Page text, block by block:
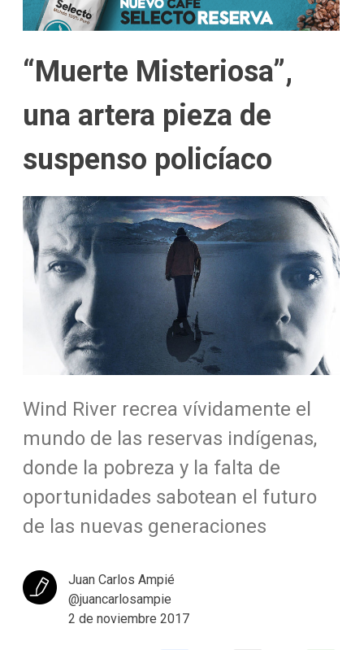
“Muerte Misteriosa”,
una artera pieza de
suspenso policíaco
Wind River recrea vívidamente el
mundo de las reservas indígenas,
donde la pobreza y la falta de
oportunidades sabotean el futuro
de las nuevas generaciones
Juan Carlos Ampié
@juancarlosampie
2 de noviembre 2017